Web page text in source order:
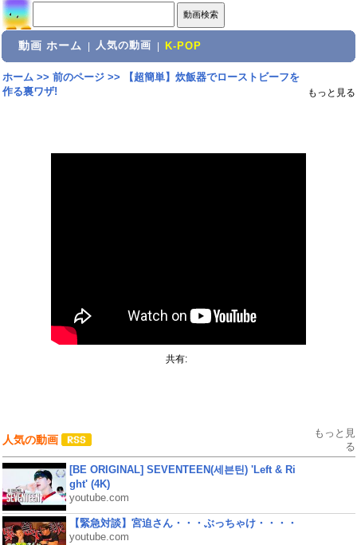
動画 ホーム 人気の動画 K-POP
ホーム>> 前のページ>>
【超簡単】炊飯器でローストビーフを
作る裏ワザ!
もっと見る
共有:
人気の動画
もっと見
る
[BE ORIGINAL] SEVENTEEN(세븐틴) 'Left & Ri
ght' (4K)
youtube.com
【緊急対談】宮迫さん・・・ぶっちゃけ・・・・
youtube.com